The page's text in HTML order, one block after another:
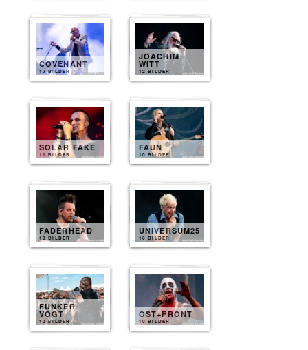
COVENANT
12 BILDER
JOACHIM
WITT
12 BILDER
SOLAR FAKE
11 BILDER
FAUN
10 BILDER
FADERHEAD
10 BILDER
UNIVERSUM25
10 BILDER
FUNKER
VOGT
10 BILDER
OST+FRONT
10 BILDER